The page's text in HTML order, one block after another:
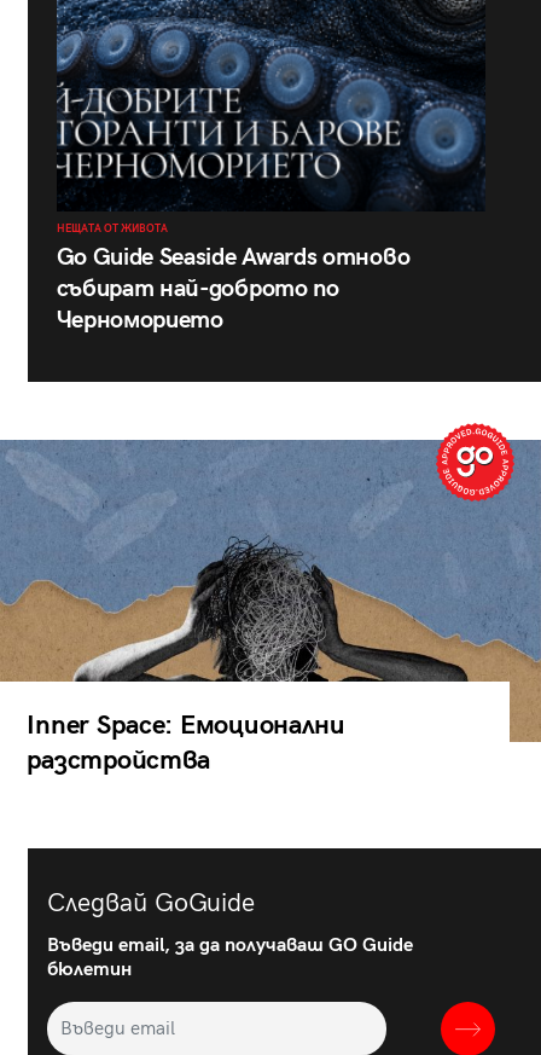
НЕЩАТА ОТ ЖИВОТА
Go Guide Seaside Awards отново
събират най-доброто по
Черноморието
Inner Space: Емоционални
разстройства
Следвай GoGuide
Въведи email, за да получаваш GO Guide
бюлетин